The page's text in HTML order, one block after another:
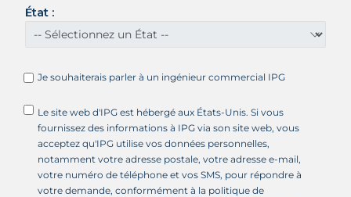
s
1
État :
Je souhaiterais parler à un ingénieur commercial IPG
Le site web d'IPG est hébergé aux États-Unis. Si vous
fournissez des informations à IPG via son site web, vous
acceptez qu'IPG utilise vos données personnelles,
notamment votre adresse postale, votre adresse e-mail,
votre numéro de téléphone et vos SMS, pour répondre à
votre demande, conformément à la politique de